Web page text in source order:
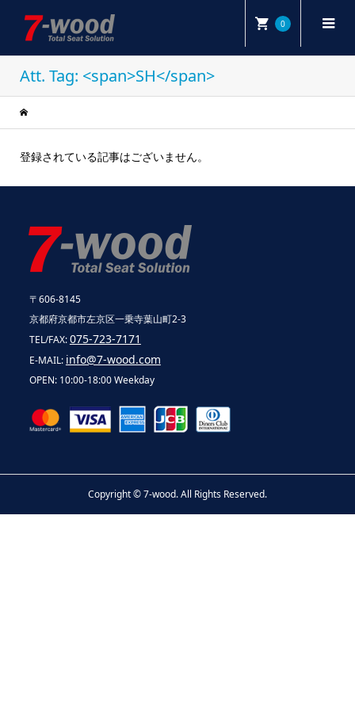
0
Att. Tag: <span>SH</span>
登録されている記事はございません。
〒606-8145
京都府京都市左京区一乗寺葉山町2-3
TEL/FAX:075-723-7171
E-MAIL: info@7-wood.com
OPEN: 10:00-18:00 Weekday
Copyright ©7-wood. All Rights Reserved.